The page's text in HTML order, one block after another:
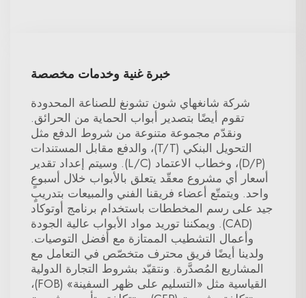
خبرة غنية وخدمات مخصصة
شركة شانغهاي شون تشونغ للصناعة المحدودة
تقوم أيضًا بتصدير أبواب الحماية من الحرائق.
ونقدّم مجموعة متنوعة من شروط الدفع مثل
التحويل البنكي (T/T)، والدفع مقابل المستندات
(D/P)، وخطاب الاعتماد (L/C). وسيتم إعداد تقدير
أسعار أي مشروع معقّد يتعلق بالأبواب خلال أسبوعٍ
واحد. ويتمتّع أعضاء فريقنا الفني والمبيعات بتدريبٍ
جيد على رسم المخططات باستخدام برنامج أوتوكاد
(CAD). ويمكننا توريد مواد الأبواب عالية الجودة
وأعمال التشطيب الممتازة مع أفضل التوصيات.
ولدينا أيضًا فريق محترف متخصّص في التعامل مع
المشاريع المُصدَّرة. ونتقيّد بشروط التجارة الدولية
القياسية مثل «التسليم على ظهر السفينة» (FOB)،